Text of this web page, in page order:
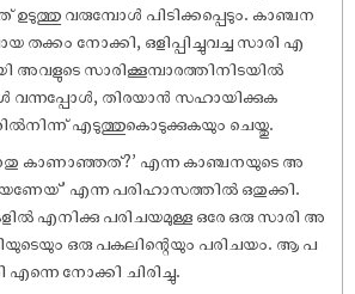
വരുമ്പോൾ പിടിക്കപ്പെടും. കാഞ്ചന
നോക്കി, ഒളിപ്പിച്ചുവച്ച സാരി എ
അവളുടെ സാരിക്കൂമ്പാരത്തിനിടയിൽ
വന്നപ്പോൾ, തിരയാൻ സഹായിക്കുക
എടുത്തുകൊടുക്കുകയും ചെയ്തു.
കാണാഞ്ഞത്?’ എന്ന കാഞ്ചനയുടെ അ
എന്ന പരിഹാസത്തിൽ ഒതുക്കി.
എനിക്കു പരിചയമുള്ള ഒരേ ഒരു സാരി അ
ഒരു പകലിന്റെയും പരിചയം. ആ പ
നോക്കി ചിരിച്ചു.